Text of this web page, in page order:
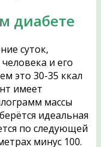
диабете
суток,
и его
это 30-35 ккал
имеет
массы
идеальная
по следующей
минус 100.